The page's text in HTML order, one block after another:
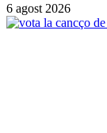
6 agost 2026